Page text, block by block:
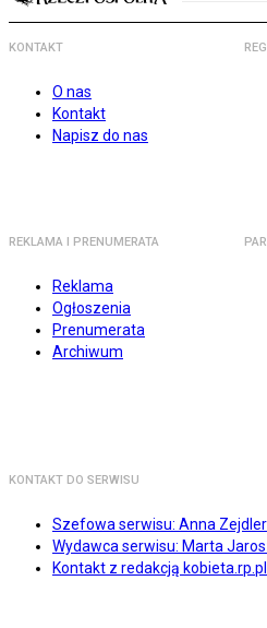
KONTAKT
O nas
Kontakt
Napisz do nas
REKLAMA I PRENUMERATA
Reklama
Ogłoszenia
Prenumerata
Archiwum
KONTAKT DO SERWISU
Szefowa serwisu: Anna Zejdler
Wydawca serwisu: Marta
Kontakt z redakcją kobieta.rp.pl